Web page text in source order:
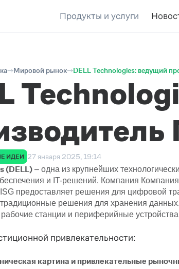
Продукты и услуги
Мировой рынок DELL Technologies: ведущий
ИДЕИ 27 января 2025, 19:14
(DELL) – одна из крупнейших
и IT-решений. Компания
предоставляет решения для цифровой
решения для хранения
станции и периферийные
привлекательности:
картина и привлекательные